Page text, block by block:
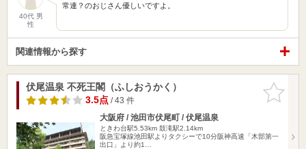
40代 男
性
常連？のおじさん優しいですよ。
関連情報から探す
お気に入
りに追加
伏尾温泉 不死王閣（ふしおうかく）
3.5点/ 43 件
大阪府 / 池田市伏尾町 / 伏尾温泉
ときわ台駅5.53km 鼓滝駅2.14km
阪急宝塚線池田駅よりタクシーで10分阪神高速「木部第一
出口」より約1…